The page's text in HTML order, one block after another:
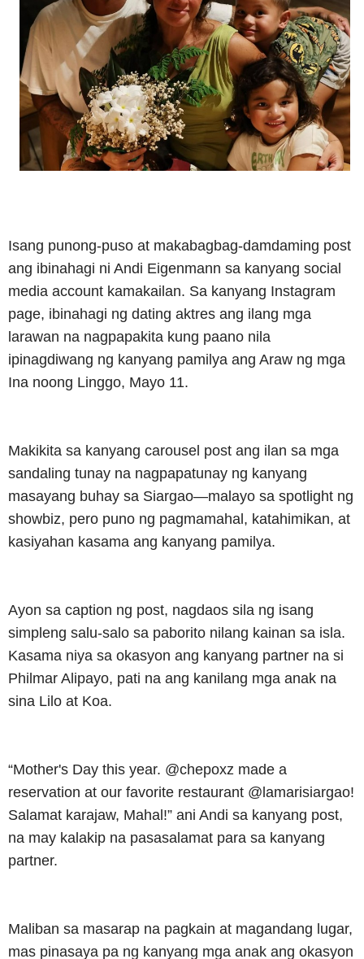
Isang punong-puso at makabagbag-damdaming post
ang ibinahagi ni Andi Eigenmann sa kanyang social
media account kamakailan. Sa kanyang Instagram
page, ibinahagi ng dating aktres ang ilang mga
larawan na nagpapakita kung paano nila
ipinagdiwang ng kanyang pamilya ang Araw ng mga
Ina noong Linggo, Mayo 11.
Makikita sa kanyang carousel post ang ilan sa mga
sandaling tunay na nagpapatunay ng kanyang
masayang buhay sa Siargao—malayo sa spotlight ng
showbiz, pero puno ng pagmamahal, katahimikan, at
kasiyahan kasama ang kanyang pamilya.
Ayon sa caption ng post, nagdaos sila ng isang
simpleng salu-salo sa paborito nilang kainan sa isla.
Kasama niya sa okasyon ang kanyang partner na si
Philmar Alipayo, pati na ang kanilang mga anak na
sina Lilo at Koa.
“Mother's Day this year. @chepoxz made a
reservation at our favorite restaurant @lamarisiargao!
Salamat karajaw, Mahal!” ani Andi sa kanyang post,
na may kalakip na pasasalamat para sa kanyang
partner.
Maliban sa masarap na pagkain at magandang lugar,
mas pinasaya pa ng kanyang mga anak ang okasyon